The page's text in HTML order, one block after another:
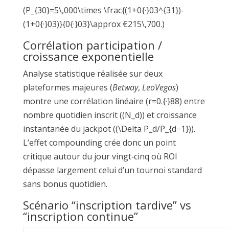
(P_{30}=5\,000\times \frac{(1+0{·}03^{31})-
(1+0{·}03)}{0{·}03}\approx €215\,700.)
Corrélation participation /
croissance exponentielle
Analyse statistique réalisée sur deux
plateformes majeures (Betway, LeoVegas)
montre une corrélation linéaire (r=0.{·}88) entre
nombre quotidien inscrit ((N_d)) et croissance
instantanée du jackpot ((\Delta P_d/P_{d−1})).
L’effet compounding crée donc un point
critique autour du jour vingt‑cinq où ROI
dépasse largement celui d’un tournoi standard
sans bonus quotidien.
Scénario “inscription tardive” vs
“inscription continue”